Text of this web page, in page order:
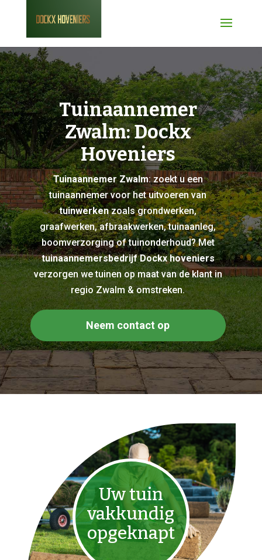
Tuinaannemer
Zwalm: Dockx
Hoveniers
Tuinaannemer Zwalm: zoekt u een
tuinaannemer voor het uitvoeren van
tuinwerkenzoals grondwerken,
graafwerken, afbraakwerken, tuinaanleg,
boomverzorging of tuinonderhoud? Met
tuinaannemersbedrijf Dockx hoveniers
verzorgen we tuinen op maat van de klant in
regio Zwalm & omstreken.
Neem contact op
Uw tuin
vakkundig
opgeknapt